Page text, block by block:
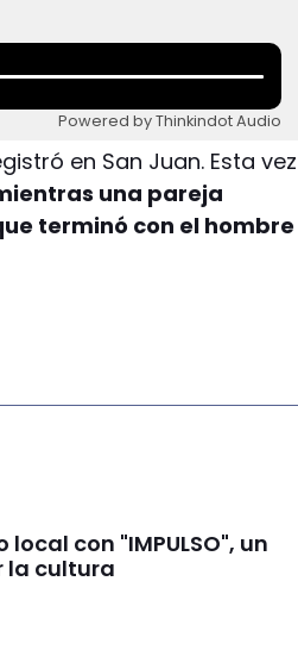
Powered by Thinkindot Audio
en San Juan. Esta vez
una pareja
terminó con el hombre
con "IMPULSO", un
la cultura